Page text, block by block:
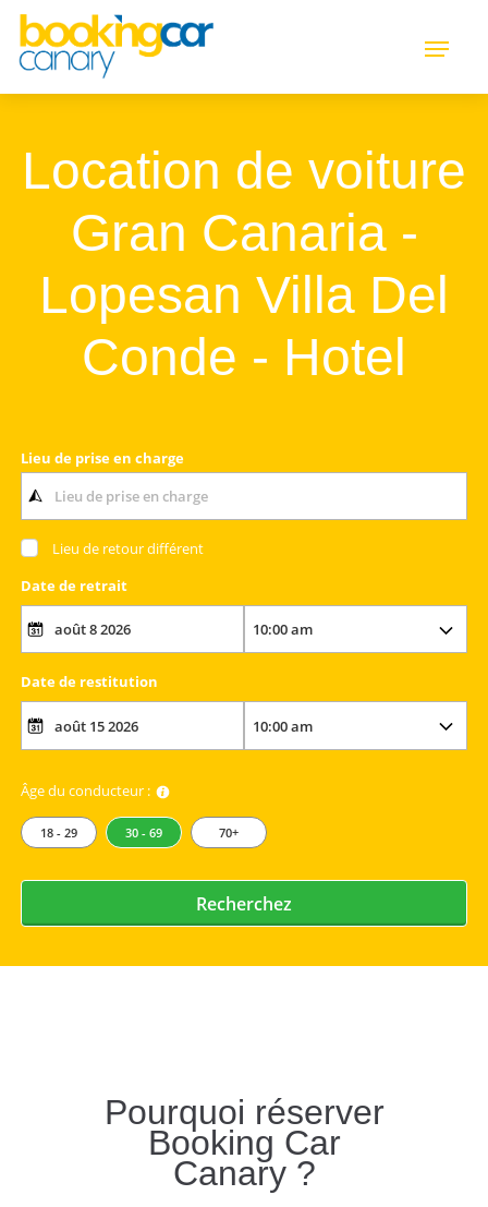
Location de voiture
Gran Canaria -
Lopesan Villa Del
Conde - Hotel
Lieu de prise en charge
Lieu de retour différent
Date de retrait
Date de restitution
Âge du conducteur :
18 - 29 30 - 69 70+
Recherchez
Pourquoi réserver
Booking Car
Canary ?